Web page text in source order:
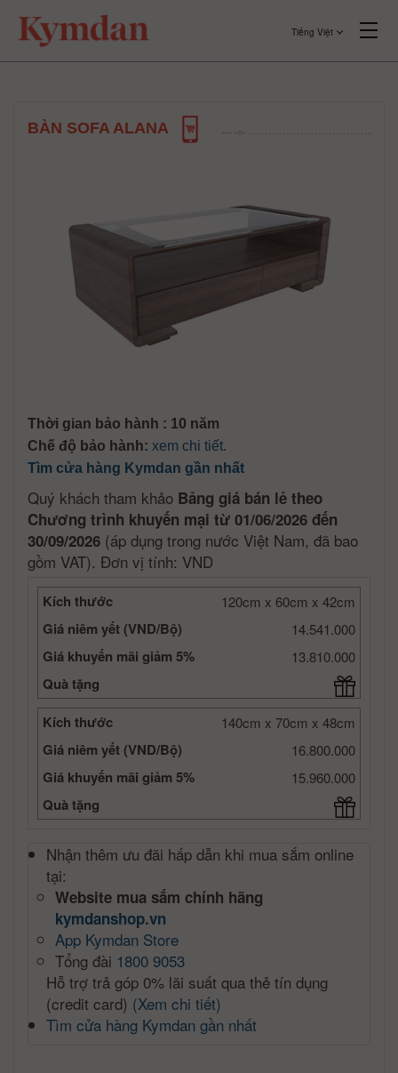
Tiếng Việt
BÀN SOFA ALANA
Thời gian bảo hành : 10 năm
Chế độ bảo hành: xem chi tiết.
Tìm cửa hàng Kymdan gần nhất
Quý khách tham khảo Bảng giá bán lẻ theo
Chương trình khuyến mại từ 01/06/2026 đến
30/09/2026 (áp dụng trong nước Việt Nam, đã bao
gồm VAT). Đơn vị tính: VND
120cm x 60cm x 42cm
Kích thước
14.541.000
Giá niêm yết (VND/Bộ)
13.810.000
Giá khuyến mãi giảm 5%
Quà tặng
140cm x 70cm x 48cm
Kích thước
16.800.000
Giá niêm yết (VND/Bộ)
15.960.000
Giá khuyến mãi giảm 5%
Quà tặng
Nhận thêm ưu đãi hấp dẫn khi mua sắm online
tại:
Website mua sắm chính hãng
kymdanshop.vn
App Kymdan Store
Tổng đài 1800 9053
Hỗ trợ trả góp 0% lãi suất qua thẻ tín dụng
(credit card) (Xem chi tiết)
Tìm cửa hàng Kymdan gần nhất